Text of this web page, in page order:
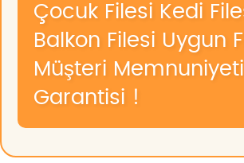
Çocuk Filesi Kedi
Balkon Filesi Uygun
Müşteri Memnuniyeti
Garantisi !